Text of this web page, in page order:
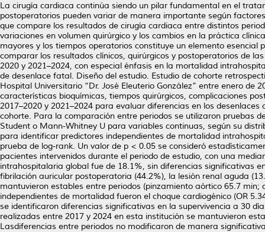
La cirugía cardiaca continúa siendo un pilar fundamental en el
postoperatorios pueden variar de manera importante según
que compare los resultados de cirugía cardiaca entre distintos
variaciones en volumen quirúrgico y los cambios en la práctica
mayores y los tiempos operatorios constituye un elemento
comparar los resultados clínicos, quirúrgicos y postoperatorios de
2020 y 2021–2024, con especial énfasis en la mortalidad
de desenlace fatal. Diseño del estudio. Estudio de cohorte
Hospital Universitario “Dr. José Eleuterio González” entre enero
características bioquímicas, tiempos quirúrgicos, complicaciones
2017–2020 y 2021–2024 para evaluar diferencias en los
cohorte. Para la comparación entre periodos se utilizaron pruebas
Student o Mann-Whitney U para variables continuas, según su
para identificar predictores independientes de mortalidad
prueba de log-rank. Un valor de p < 0.05 se consideró
pacientes intervenidos durante el periodo de estudio, con una
intrahospitalaria global fue de 18.1%, sin diferencias significativas
fibrilación auricular postoperatoria (44.2%), la lesión renal aguda
mantuvieron estables entre periodos (pinzamiento aórtico 65.7
independientes de mortalidad fueron el choque cardiogénico (OR
se identificaron diferencias significativas en la supervivencia a 30
realizadas entre 2017 y 2024 en esta institución se mantuvieron
Lasdiferencias entre periodos no modificaron de manera